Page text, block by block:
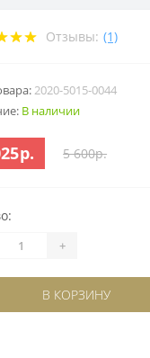
Отзывы: (1)
2020-5015-0044
В наличии
5 600р.
+
В КОРЗИНУ